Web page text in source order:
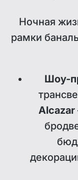
Ночная
рамки
Шоу-
Alcazar